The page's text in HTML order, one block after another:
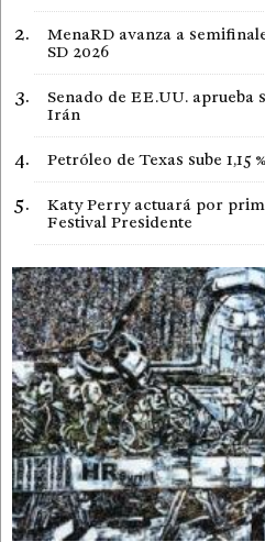
MenaRD avanza a
SD 2026
Senado de EE.UU. aprueba
Irán
Petróleo de Texas sube
Katy Perry actuará por
Festival Presidente